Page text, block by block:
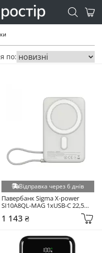
по:
Відправка через 6 днів
Павербанк Sigma X-power
SI10A8QL-MAG 1xUSB-C 22,5W
(4827798161012)
1 143 ₴